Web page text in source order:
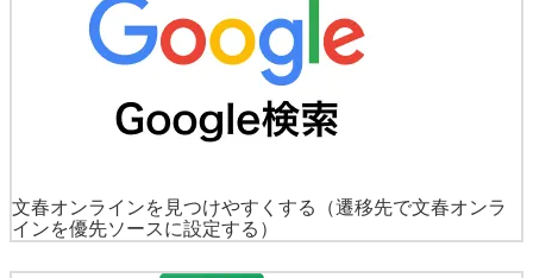
文春オンラインを見つけやすくする
（遷移先で文春オンラ
インを優先ソースに設定する）